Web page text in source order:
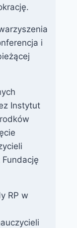
i
Instytut
RP w